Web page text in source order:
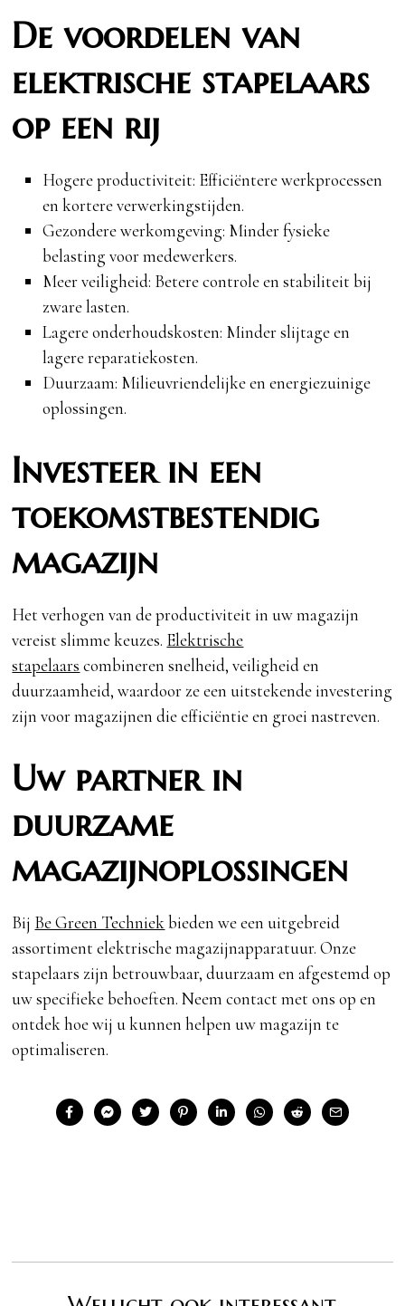
De voordelen van
elektrische stapelaars
op een rij
Hogere productiviteit: Efficiëntere werkprocessen
en kortere verwerkingstijden.
Gezondere werkomgeving: Minder fysieke
belasting voor medewerkers.
Meer veiligheid: Betere controle en stabiliteit bij
zware lasten.
Lagere onderhoudskosten: Minder slijtage en
lagere reparatiekosten.
Duurzaam: Milieuvriendelijke en energiezuinige
oplossingen.
Investeer in een
toekomstbestendig
magazijn
Het verhogen van de productiviteit in uw magazijn
vereist slimme keuzes. Elektrische
stapelaars combineren snelheid, veiligheid en
duurzaamheid, waardoor ze een uitstekende investering
zijn voor magazijnen die efficiëntie en groei nastreven.
Uw partner in
duurzame
magazijnoplossingen
Bij Be Green Techniek bieden we een uitgebreid
assortiment elektrische magazijnapparatuur. Onze
stapelaars zijn betrouwbaar, duurzaam en afgestemd op
uw specifieke behoeften. Neem contact met ons op en
ontdek hoe wij u kunnen helpen uw magazijn te
optimaliseren.